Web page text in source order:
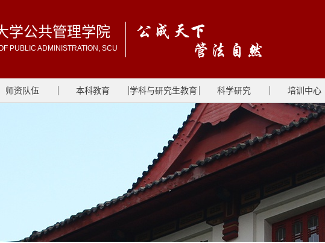
学公共管理学院
PUBLIC ADMINISTRATION, SCU
师资队伍 本科教育 学科与研究生教育 科学研究 培训中心